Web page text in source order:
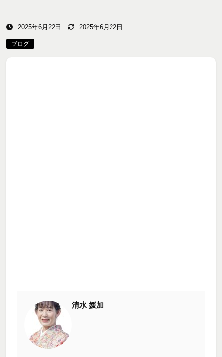
2025年6月22日 2025年6月22日
ブログ
清水 媛加